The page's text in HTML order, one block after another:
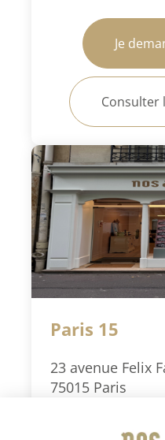
Je
Consulter
Paris 15
23 avenue Felix
75015 Paris